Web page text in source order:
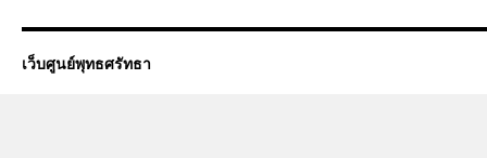
เว็บศูนย์พุทธศรัทธา